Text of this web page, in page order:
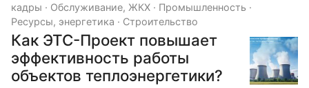
кадры · Обслуживание, ЖКХ · Промышленность ·
Ресурсы, энергетика · Строительство
Как ЭТС-Проект повышает
эффективность работы
объектов теплоэнергетики?